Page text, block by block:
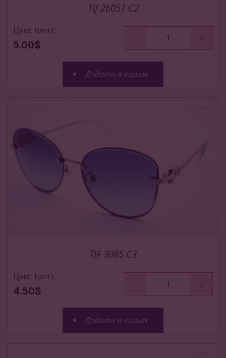
Tif 26051 C2
Ціна: (опт):
5.00$
- +
Додати в кошик
TIF 3085 C3
Ціна: (опт):
4.50$
- +
Додати в кошик